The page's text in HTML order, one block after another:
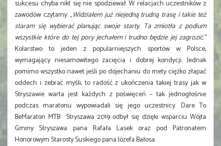
sukcesu chyba nikt się nie spodziewał. W relacjach uczestników z
zawodów czytamy: „Widziałem już niejedną trudną trasę i takie też
staram się wybierać planując swoje starty. Ta zmiotła z podium
wszystkie które do tej pory jechałem i trudno będzie jej zagrozić.”
Kolarstwo to jeden z popularniejszych sportów w Polsce,
wymagający niesamowitego zacięcia i dobrej kondycji. Jednak
pomimo wszystko nawet jeśli po dojechaniu do mety ciężko złapać
oddech i zebrać myśli, to radość z ukończenia takiej trasy jak w
Stryszawie warta jest każdych z poświęceń – tak jednogłośnie
podczas maratonu wypowiadali się jego uczestnicy. Dare To
BeMaraton MTB Stryszawa 2019 odbył się dzięki wsparciu Wójta
Gminy Stryszawa pana Rafała Lasek oraz pod Patronatem
Honorowym Starosty Suskiego pana Józefa Bałosa.